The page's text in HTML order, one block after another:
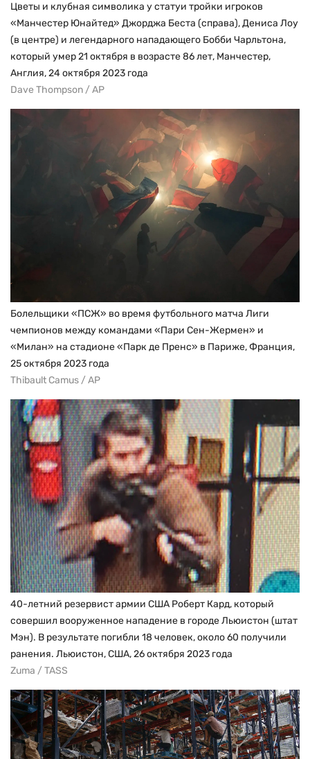
Цветы и клубная символика у статуи тройки игроков
«Манчестер Юнайтед» Джорджа Беста (справа), Дениса Лоу
(в центре) и легендарного нападающего Бобби Чарльтона,
который умер 21 октября в возрасте 86 лет, Манчестер,
Англия, 24 октября 2023 года
Dave Thompson / AP
Болельщики «ПСЖ» во время футбольного матча Лиги
чемпионов между командами «Пари Сен-Жермен» и
«Милан» на стадионе «Парк де Пренс» в Париже, Франция,
25 октября 2023 года
Thibault Camus / AP
40-летний резервист армии США Роберт Кард, который
совершил вооруженное нападение в городе Льюистон (штат
Мэн). В результате погибли 18 человек, около 60 получили
ранения. Льюистон, США, 26 октября 2023 года
Zuma / TASS